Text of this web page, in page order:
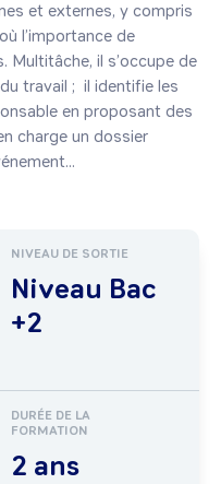
et externes, y compris
l’importance de
Multitâche, il s’occupe de
travail ;  il identifie les
en proposant des
charge un dossier
NIVEAU DE SORTIE
Niveau Bac
+2
DURÉE DE LA
FORMATION
2 ans